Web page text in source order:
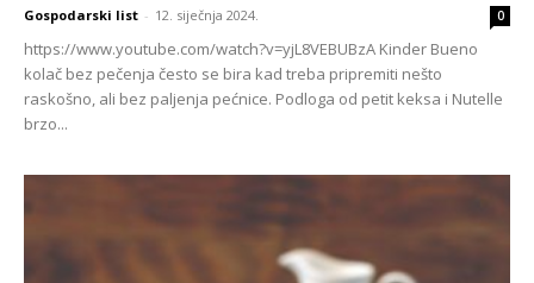
Gospodarski list - 12. siječnja 2024. 0
https://www.youtube.com/watch?v=yjL8VEBUBzA Kinder Bueno
kolač bez pečenja često se bira kad treba pripremiti nešto
raskošno, ali bez paljenja pećnice. Podloga od petit keksa i Nutelle
brzo...